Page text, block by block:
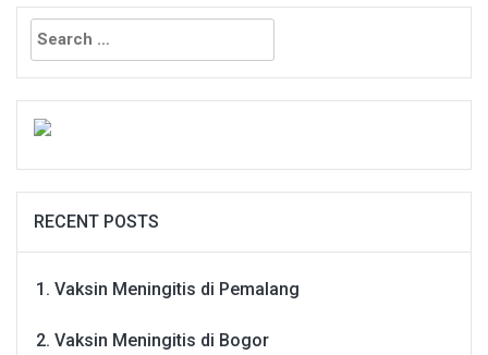
Search
for:
RECENT POSTS
Vaksin Meningitis di Pemalang
Vaksin Meningitis di Bogor